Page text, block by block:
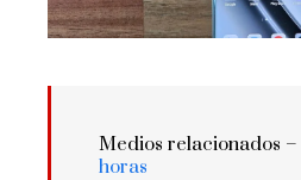
Medios relacionados –
horas